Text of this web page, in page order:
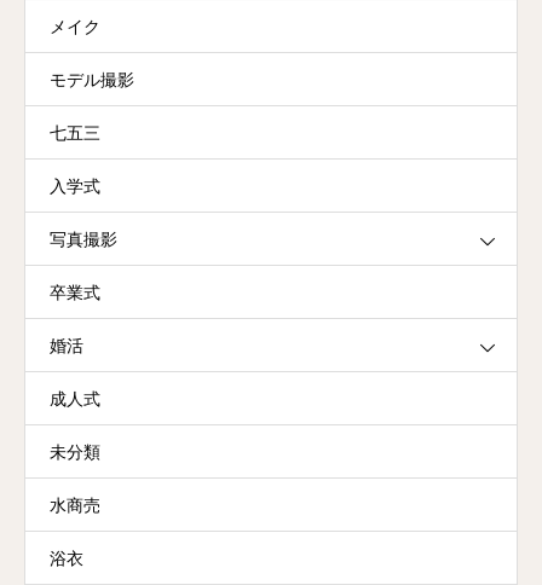
メイク
モデル撮影
七五三
入学式
写真撮影
卒業式
婚活
成人式
未分類
水商売
浴衣